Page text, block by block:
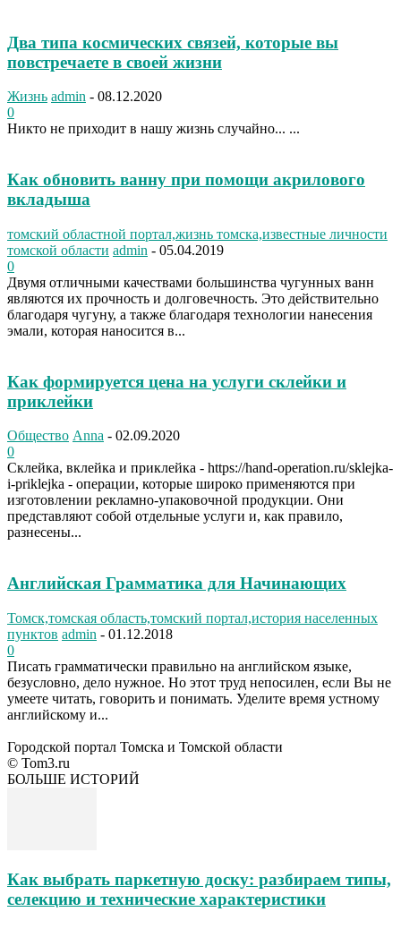
Два типа космических связей, которые вы
повстречаете в своей жизни
Жизнь admin - 08.12.2020
0
Никто не приходит в нашу жизнь случайно... ...
Как обновить ванну при помощи акрилового
вкладыша
томский областной портал,жизнь томска,известные личности
томской области admin - 05.04.2019
0
Двумя отличными качествами большинства чугунных ванн
являются их прочность и долговечность. Это действительно
благодаря чугуну, а также благодаря технологии нанесения
эмали, которая наносится в...
Как формируется цена на услуги склейки и
приклейки
Общество Anna - 02.09.2020
0
Склейка, вклейка и приклейка - https://hand-operation.ru/sklejka-
i-priklejka - операции, которые широко применяются при
изготовлении рекламно-упаковочной продукции. Они
представляют собой отдельные услуги и, как правило,
разнесены...
Английская Грамматика для Начинающих
Томск,томская область,томский портал,история населенных
пунктов admin - 01.12.2018
0
Писать грамматически правильно на английском языке,
безусловно, дело нужное. Но этот труд непосилен, если Вы не
умеете читать, говорить и понимать. Уделите время устному
английскому и...
Городской портал Томска и Томской области
© Tom3.ru
БОЛЬШЕ ИСТОРИЙ
Как выбрать паркетную доску: разбираем типы,
селекцию и технические характеристики